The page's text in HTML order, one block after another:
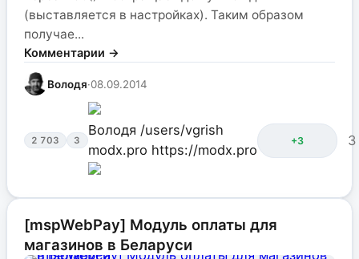
(выставляется в настройках). Таким образом
получае...
Комментарии →
Володя·08.09.2014
2 703 3
Володя /users/vgrish
modx.pro https://modx.pro
+3 3
[mspWebPay] Модуль оплаты для
магазинов в Беларуси